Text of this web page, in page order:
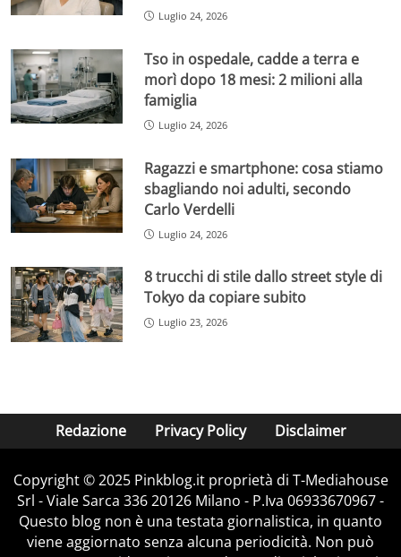
Luglio 24, 2026
Tso in ospedale, cadde a terra e
morì dopo 18 mesi: 2 milioni alla
famiglia
Luglio 24, 2026
Ragazzi e smartphone: cosa stiamo
sbagliando noi adulti, secondo
Carlo Verdelli
Luglio 24, 2026
8 trucchi di stile dallo street style di
Tokyo da copiare subito
Luglio 23, 2026
Redazione Privacy Policy Disclaimer
Copyright © 2025 Pinkblog.it proprietà di T-Mediahouse
Srl - Viale Sarca 336 20126 Milano - P.Iva 06933670967 -
Questo blog non è una testata giornalistica, in quanto
viene aggiornato senza alcuna periodicità. Non può